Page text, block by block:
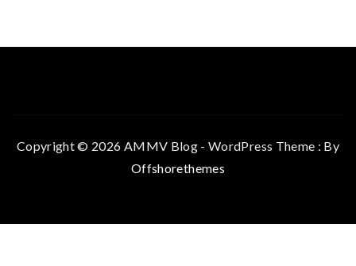
Copyright © 2026 AMMV Blog - WordPress Theme : By
Offshorethemes